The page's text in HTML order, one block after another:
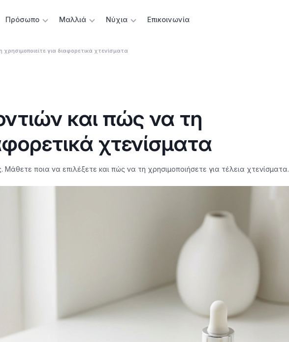
Πρόσωπο Μαλλιά Νύχια Επικοινωνία
για διαφορετικά χτενίσματα
και πώς να τη
χτενίσματα
ποια να επιλέξετε και πώς να τη χρησιμοποιήσετε για τέλεια χτενίσματα.